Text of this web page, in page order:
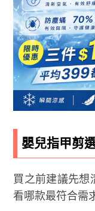
嬰兒指甲剪
買之前建議先想
看哪款最符合需